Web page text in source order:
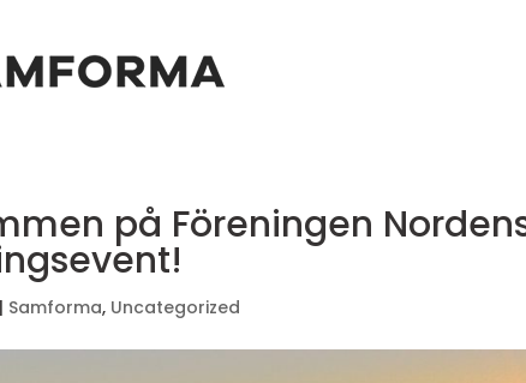
på Föreningen
| Samforma, Uncategorized